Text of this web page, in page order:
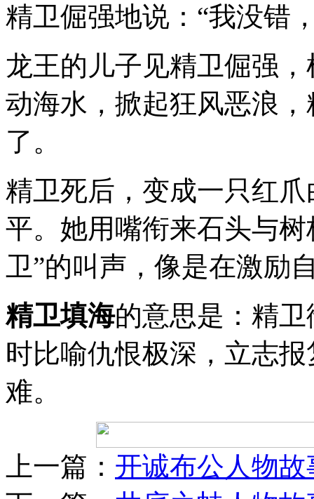
精卫倔强地说：“我没错
龙王的儿子见精卫倔强
动海水，掀起狂风恶浪
了。
精卫死后，变成一只红
平。她用嘴衔来石头与
卫”的叫声，像是在激励
精卫填海的意思是：精
时比喻仇恨极深，立志
难。
上一篇： 开诚布公人物故